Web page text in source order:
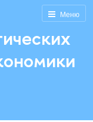
Меню